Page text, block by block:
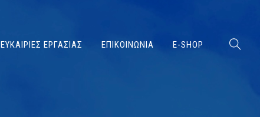
ΕΥΚΑΙΡΙΕΣ ΕΡΓΑΣΙΑΣ ΕΠΙΚΟΙΝΩΝΙΑ E-SHOP